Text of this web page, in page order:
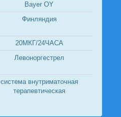
Bayer OY
Финляндия
20МКГ/24ЧАСА
Левоноргестрел
система внутриматочная
терапевтическая